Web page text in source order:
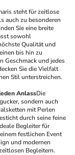
steht für zeitlose
auch zu besonderen
Sie eine breite
sowohl
Qualität und
bis hin zu
Geschmack und jedes
Sie die Vielfalt
Stil unterstreichen.
AnlassDie
sondern auch
mit Perlen
durch seine feine
Begleiter für
festlichen Event
und modernen
Begleitern.